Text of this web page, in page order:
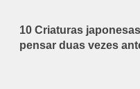
10 Criaturas
pensar duas vezes